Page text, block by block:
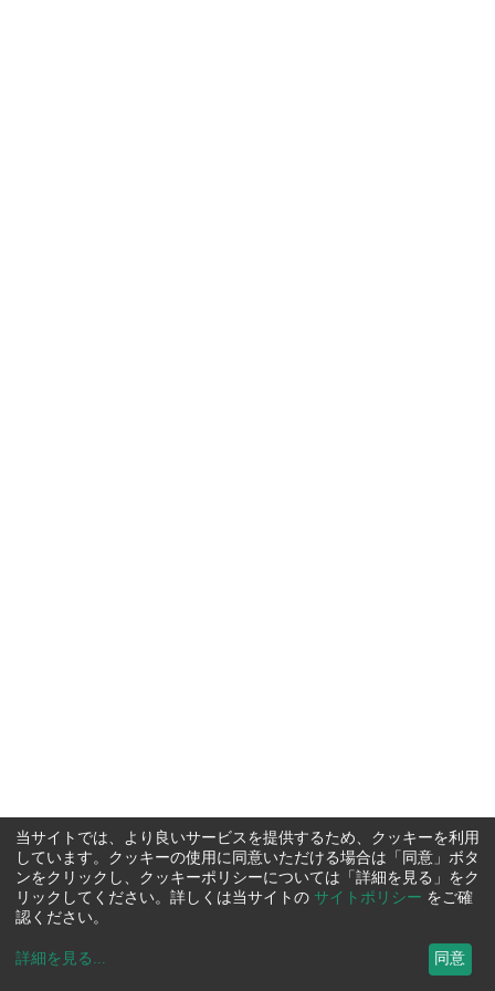
当サイトでは、より良いサービスを提供するため、クッキーを利用
しています。クッキーの使用に同意いただける場合は「同意」ボタ
ンをクリックし、クッキーポリシーについては「詳細を見る」をク
リックしてください。詳しくは当サイトの サイトポリシー をご確
認ください。
詳細を見る ... 同意